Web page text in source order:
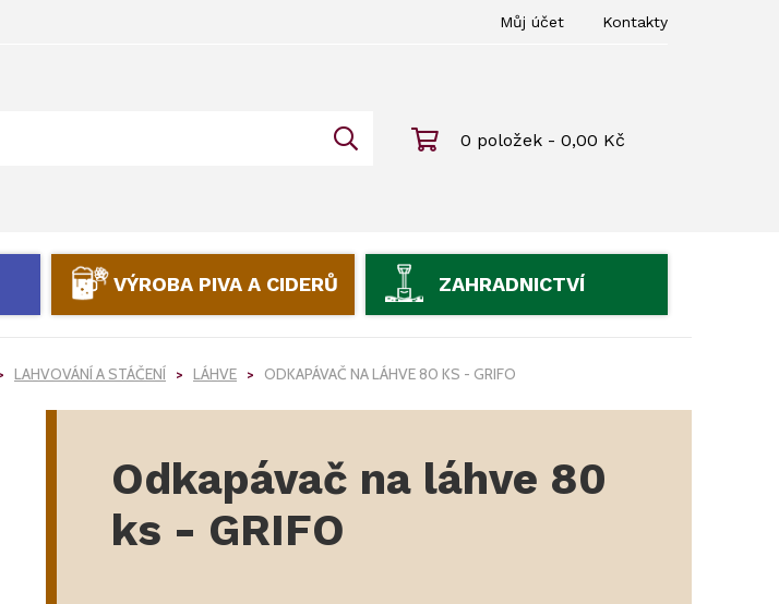
Můj účet Kontakty
0 položek - 0,00 Kč
VÝROBA PIVA A CIDERŮ ZAHRADNICTVÍ
LAHVOVÁNÍ A STÁČENÍ LÁHVE ODKAPÁVAČ NA LÁHVE 80 KS - GRIFO
Odkapávač na láhve 80
ks - GRIFO